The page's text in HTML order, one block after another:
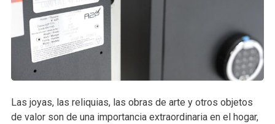
Las joyas, las reliquias, las obras de arte y otros objetos
de valor son de una importancia extraordinaria en el hogar,